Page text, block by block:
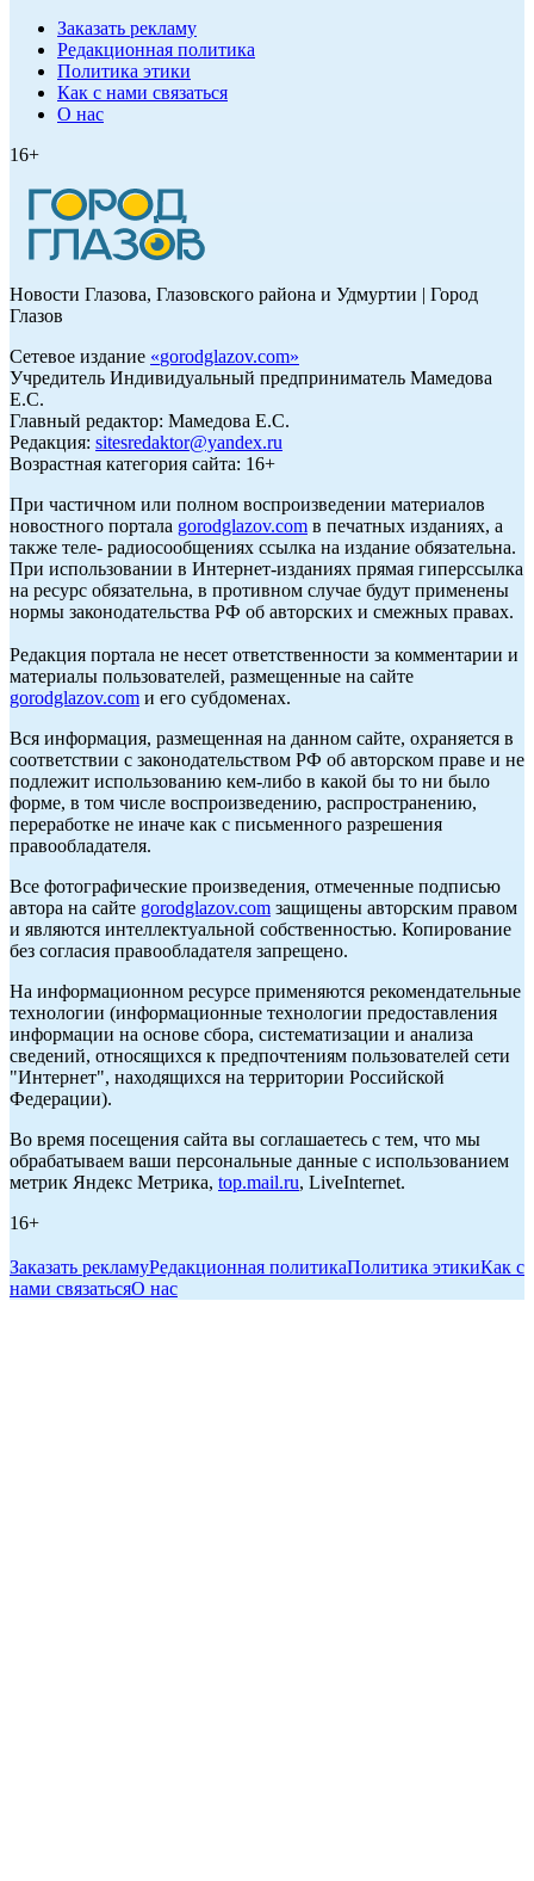
Заказать рекламу
Редакционная политика
Политика этики
Как с нами связаться
О нас
16+
Новости Глазова, Глазовского района и Удмуртии | Город
Глазов
Сетевое издание «gorodglazov.com»
Учредитель Индивидуальный предприниматель Мамедова
Е.С.
Главный редактор: Мамедова Е.С.
Редакция: sitesredaktor@yandex.ru
Возрастная категория сайта: 16+
При частичном или полном воспроизведении материалов
новостного портала gorodglazov.com в печатных изданиях, а
также теле- радиосообщениях ссылка на издание обязательна.
При использовании в Интернет-изданиях прямая гиперссылка
на ресурс обязательна, в противном случае будут применены
нормы законодательства РФ об авторских и смежных правах.
Редакция портала не несет ответственности за комментарии и
материалы пользователей, размещенные на сайте
gorodglazov.com и его субдоменах.
Вся информация, размещенная на данном сайте, охраняется в
соответствии с законодательством РФ об авторском праве и не
подлежит использованию кем-либо в какой бы то ни было
форме, в том числе воспроизведению, распространению,
переработке не иначе как с письменного разрешения
правообладателя.
Все фотографические произведения, отмеченные подписью
автора на сайте gorodglazov.com защищены авторским правом
и являются интеллектуальной собственностью. Копирование
без согласия правообладателя запрещено.
На информационном ресурсе применяются рекомендательные
технологии (информационные технологии предоставления
информации на основе сбора, систематизации и анализа
сведений, относящихся к предпочтениям пользователей сети
"Интернет", находящихся на территории Российской
Федерации).
Во время посещения сайта вы соглашаетесь с тем, что мы
обрабатываем ваши персональные данные с использованием
метрик Яндекс Метрика, top.mail.ru, LiveInternet.
16+
Заказать рекламуРедакционная политикаПолитика этикиКак с
нами связатьсяО нас